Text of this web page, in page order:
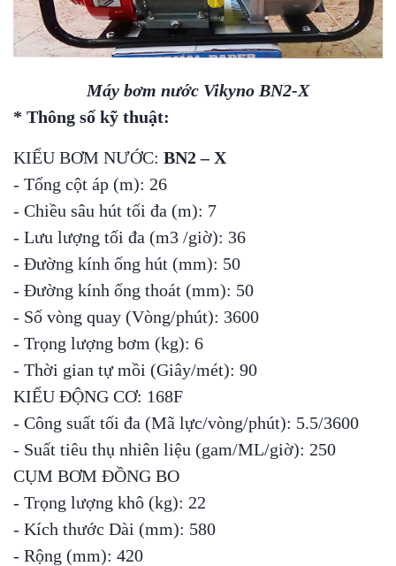
Máy bơm nước Vikyno BN2-X
* Thông số kỹ thuật:
KIỂU BƠM NƯỚC: BN2 – X
- Tổng cột áp (m): 26
- Chiều sâu hút tối đa (m): 7
- Lưu lượng tối đa (m3 /giờ): 36
- Đường kính ống hút (mm): 50
- Đường kính ống thoát (mm): 50
- Số vòng quay (Vòng/phút): 3600
- Trọng lượng bơm (kg): 6
- Thời gian tự mồi (Giây/mét): 90
KIỂU ĐỘNG CƠ: 168F
- Công suất tối đa (Mã lực/vòng/phút): 5.5/3600
- Suất tiêu thụ nhiên liệu (gam/ML/giờ): 250
CỤM BƠM ĐỒNG BO
- Trọng lượng khô (kg): 22
- Kích thước Dài (mm): 580
- Rộng (mm): 420